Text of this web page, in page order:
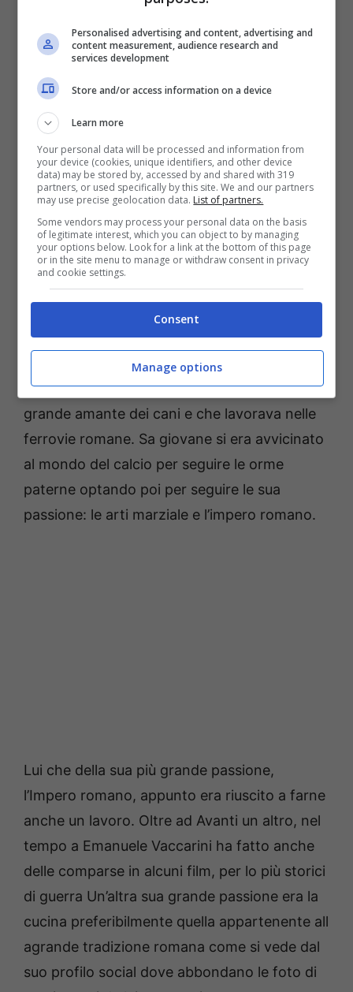
Il “gladiatore” Emanuele Vaccarini solonotizie
Il “gladiatore” Emanuele
Vaccarini: arriba in tv grazie
alla sua passione per il
Medioevo e la lotta
Emanuele Vaccarini è morto pochi giorni
prima del suo 45° compleanno. Della sua vita
non si sa molto. Sappiamo solo che era un
grande amante dei cani e che lavorava nelle
ferrovie romane. Sa giovane si era avvicinato
al mondo del calcio per seguire le orme
paterne optando poi per seguire le sua
passione: le arti marziale e l’impero romano.
Lui che della sua più grande passione,
l’Impero romano, appunto era riuscito a farne
anche un lavoro. Oltre ad Avanti un altro, nel
tempo a Emanuele Vaccarini ha fatto anche
delle comparse in alcuni film, per lo più storici
di guerra Un’altra sua grande passione era la
cucina preferibilmente quella appartenente all
agrande tradizione romana come si vede dal
suo profilo social dove abbondano le foto di
Personalised advertising and content, advertising and
content measurement, audience research and
services development
Store and/or access information on a device
Learn more
Your personal data will be processed and information from
your device (cookies, unique identifiers, and other device
data) may be stored by, accessed by and shared with 319
partners, or used specifically by this site. We and our partners
may use precise geolocation data. List of partners.
Some vendors may process your personal data on the basis
of legitimate interest, which you can object to by managing
your options below. Look for a link at the bottom of this page
or in the site menu to manage or withdraw consent in privacy
and cookie settings.
Consent
Manage options